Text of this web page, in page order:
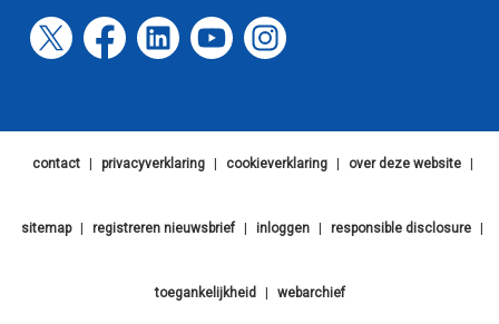
contact privacyverklaring cookieverklaring over deze website
sitemap registreren nieuwsbrief inloggen responsible disclosure
toegankelijkheid webarchief